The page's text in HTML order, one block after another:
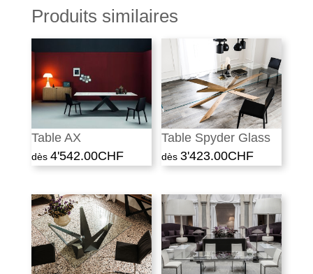
Produits similaires
Table AX
4'542.00CHF
Table Spyder Glass
3'423.00CHF